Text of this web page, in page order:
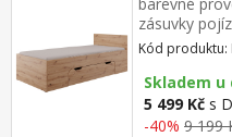
zásuvky
(š/h/v) 120 ×
matrace a
rozměr
R1
cm
Kód produktu:
Skladem
5 499 Kč s
-40% 9 199